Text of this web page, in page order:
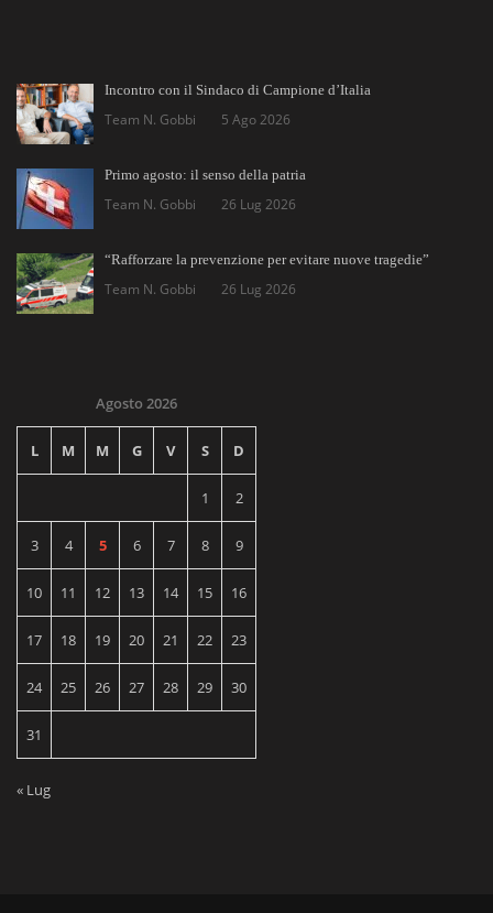
Incontro con il Sindaco di Campione d’Italia
Team N. Gobbi 5 Ago 2026
Primo agosto: il senso della patria
Team N. Gobbi 26 Lug 2026
“Rafforzare la prevenzione per evitare nuove tragedie”
Team N. Gobbi 26 Lug 2026
Agosto 2026
L M M G V S D
1 2
3 4 5 6 7 8 9
10 11 12 13 14 15 16
17 18 19 20 21 22 23
24 25 26 27 28 29 30
31
« Lug